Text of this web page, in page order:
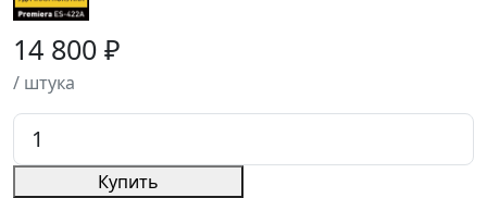
14 800 ₽
/ штука
Купить